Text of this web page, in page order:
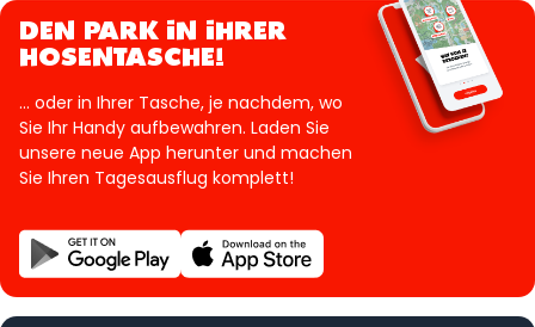
DEN PARK IN IHRER
HOSENTASCHE!
... oder in Ihrer Tasche, je nachdem, wo
Sie Ihr Handy aufbewahren. Laden Sie
unsere neue App herunter und machen
Sie Ihren Tagesausflug komplett!